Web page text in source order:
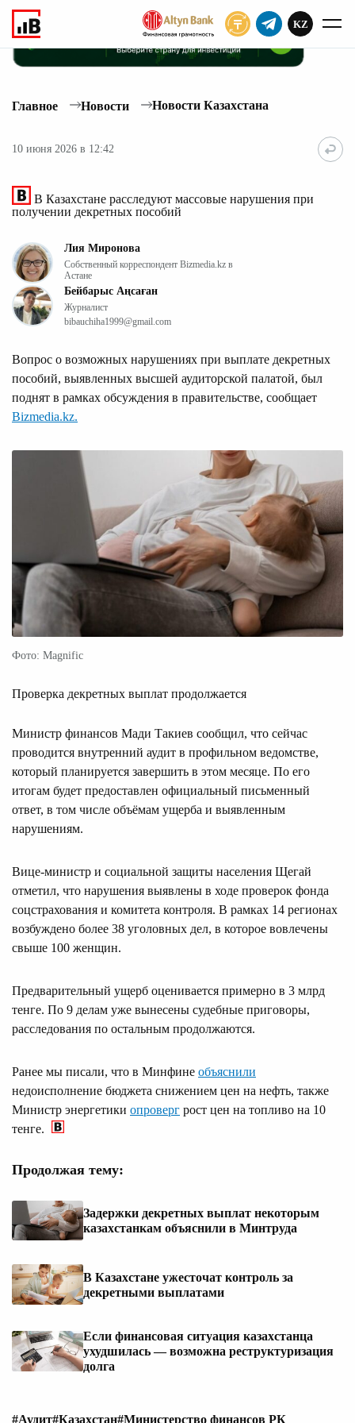
KZ
Главное Новости Новости Казахстана
10 июня 2026 в 12:42
В Казахстане расследуют массовые нарушения при
получении декретных пособий
Лия Миронова
Собственный корреспондент Bizmedia.kz в
Астане
Бейбарыс Аңсаған
Журналист
bibauchiha1999@gmail.com
Вопрос о возможных нарушениях при выплате декретных
пособий, выявленных высшей аудиторской палатой, был
поднят в рамках обсуждения в правительстве, сообщает
Bizmedia.kz.
Фото: Magnific
Проверка декретных выплат продолжается
Министр финансов Мади Такиев сообщил, что сейчас
проводится внутренний аудит в профильном ведомстве,
который планируется завершить в этом месяце. По его
итогам будет предоставлен официальный письменный
ответ, в том числе объёмам ущерба и выявленным
нарушениям.
Вице-министр и социальной защиты населения Щегай
отметил, что нарушения выявлены в ходе проверок фонда
соцстрахования и комитета контроля. В рамках 14 регионах
возбуждено более 38 уголовных дел, в которое вовлечены
свыше 100 женщин.
Предварительный ущерб оценивается примерно в 3 млрд
тенге. По 9 делам уже вынесены судебные приговоры,
расследования по остальным продолжаются.
Ранее мы писали, что в Минфине объяснили
недоисполнение бюджета снижением цен на нефть, также
Министр энергетики опроверг рост цен на топливо на 10
тенге.
Продолжая тему:
Задержки декретных выплат некоторым
казахстанкам объяснили в Минтруда
В Казахстане ужесточат контроль за
декретными выплатами
Если финансовая ситуация казахстанца
ухудшилась — возможна реструктуризация
долга
#Аудит#Казахстан#Министерство финансов РК